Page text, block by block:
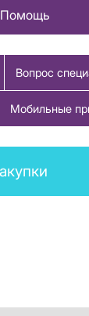
Помощь
Вопрос
Мобильные